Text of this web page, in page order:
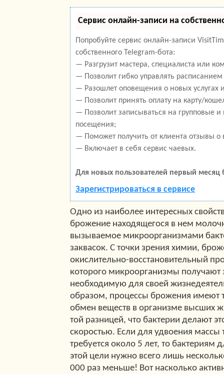
Сервис онлайн-записи на
Попробуйте сервис онлайн-записи
собственного Telegram-бота:
— Разгрузит мастера, специалиста или
— Позволит гибко управлять расписанием
— Разошлет оповещения о новых услугах
— Позволит принять оплату на карту/
— Позволит записываться на групповые
посещения;
— Поможет получить от клиента отзывы о
— Включает в себя сервис чаевых.
Для новых пользователей первый месяц
Зарегистрироваться в сервисе
Одно из наиболее интересных
брожение находящегося в нем
вызываемое микроорганизмами
заквасок. С точки зрения химии,
окислительно-восстановительный
которого микроорганизмы получают
необходимую для своей
образом, процессы брожения имеют
обмен веществ в организме высших
той разницей, что бактерии делают
скоростью. Если для удвоения массы
требуется около 5 лет, то бактериям
этой цели нужно всего лишь
000 раз меньше! Вот насколько